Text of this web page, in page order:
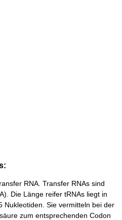
RNA. Transfer RNAs sind
Die Länge reifer tRNAs liegt in
Nukleotiden. Sie vermitteln bei der
zum entsprechenden Codon